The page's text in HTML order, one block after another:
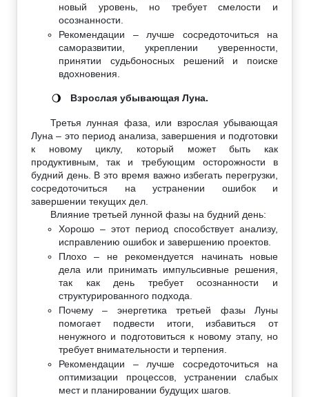
новый уровень, но требует смелости и
осознанности.
Рекомендации – лучше сосредоточиться на
саморазвитии, укреплении уверенности,
принятии судьбоносных решений и поиске
вдохновения.
🌖 Взрослая убывающая Луна.
Третья лунная фаза, или взрослая убывающая
Луна – это период анализа, завершения и подготовки
к новому циклу, который может быть как
продуктивным, так и требующим осторожности в
будний день. В это время важно избегать перегрузки,
сосредоточиться на устранении ошибок и
завершении текущих дел.
Влияние третьей лунной фазы на будний день:
Хорошо – этот период способствует анализу,
исправлению ошибок и завершению проектов.
Плохо – не рекомендуется начинать новые
дела или принимать импульсивные решения,
так как день требует осознанности и
структурированного подхода.
Почему – энергетика третьей фазы Луны
помогает подвести итоги, избавиться от
ненужного и подготовиться к новому этапу, но
требует внимательности и терпения.
Рекомендации – лучше сосредоточиться на
оптимизации процессов, устранении слабых
мест и планировании будущих шагов.